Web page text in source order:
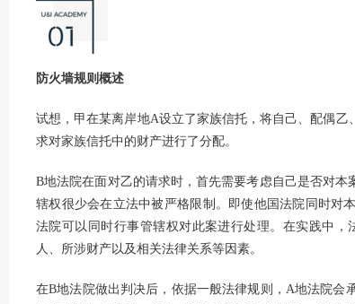
防火墙规则概述
试想，甲在某离岸地A设立了家族信托，将自己、配偶
求对家族信托中的财产进行了分配。
B地法院在面对乙的请求时，首先需要考虑自己是否对
辖权很少会在立法中被严格限制。即使他国法院同时对
法院可以同时行事管辖权对此案进行处理。在实践中
人、所涉财产以及相关法律关系等因素。
在B地法院做出判决后，依据一般法律规则，A地法院